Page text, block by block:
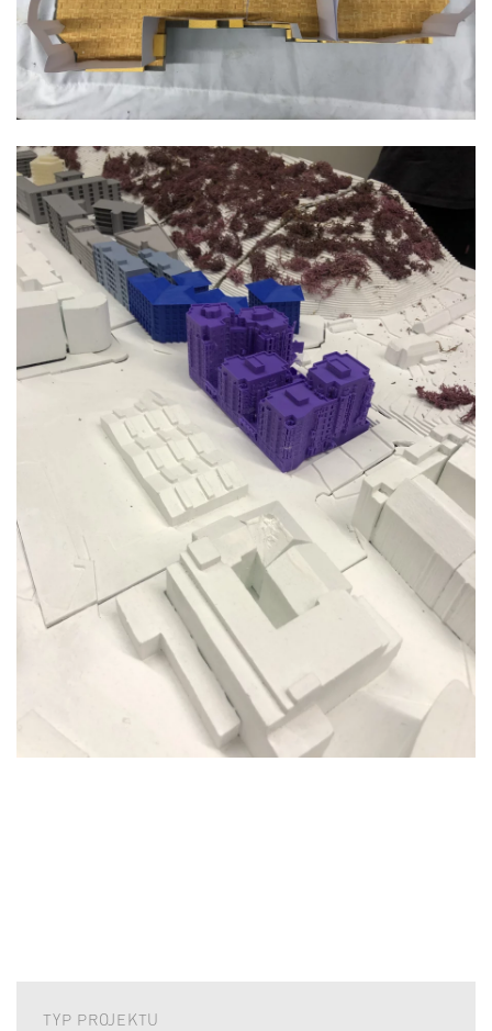
TYP PROJEKTU